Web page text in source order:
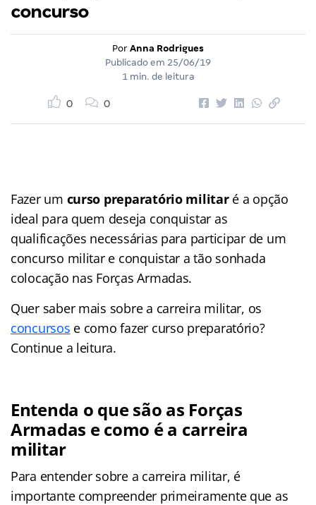
concurso
Por Anna Rodrigues
Publicado em 25/06/19
1 min. de leitura
0 0
Fazer um curso preparatório militaré a opção
ideal para quem deseja conquistar as
qualificações necessárias para participar de um
concurso militar e conquistar a tão sonhada
colocação nas Forças Armadas.
Quer saber mais sobre a carreira militar, os
concursos e como fazer curso preparatório?
Continue a leitura.
Entenda o que são as Forças
Armadas e como é a carreira
militar
Para entender sobre a carreira militar, é
importante compreender primeiramente que as